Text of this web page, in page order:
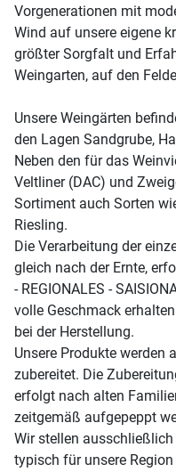
Vorgenerationen mit
Wind auf unsere eigene
größter Sorgfalt und
Weingarten, auf den
Unsere Weingärten
den Lagen Sandgrube,
Neben den für das
Veltliner (DAC) und
Sortiment auch Sorten
Riesling.
Die Verarbeitung der
gleich nach der Ernte,
- REGIONALES -
volle Geschmack
bei der Herstellung.
Unsere Produkte werden
zubereitet. Die
erfolgt nach alten
zeitgemäß aufgepeppt
Wir stellen
typisch für unsere